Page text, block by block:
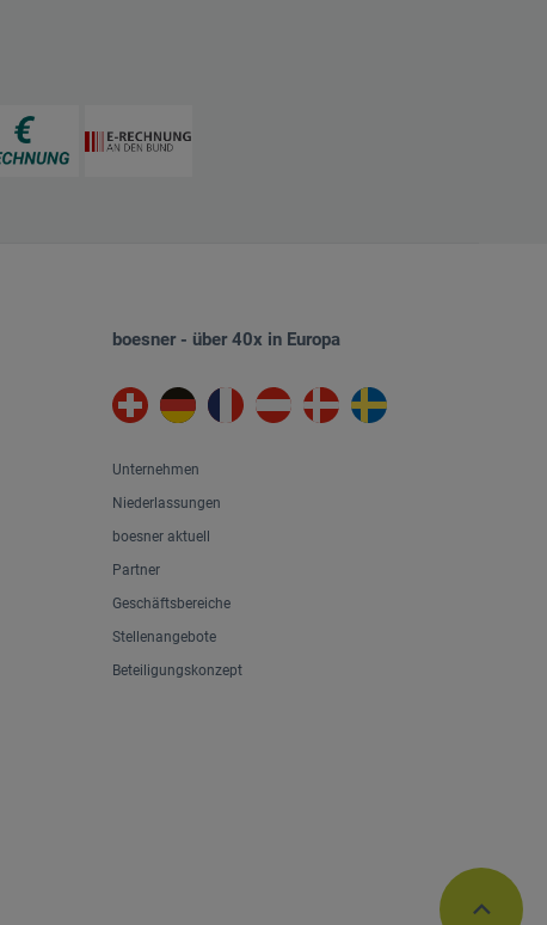
boesner - über 40x in Europa
Unternehmen
Niederlassungen
boesner aktuell
Partner
Geschäftsbereiche
Stellenangebote
Beteiligungskonzept